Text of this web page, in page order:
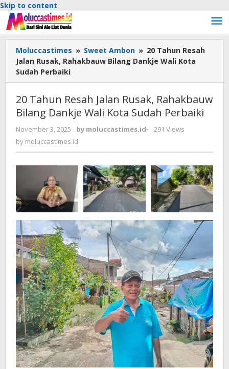
Skip to content
Moluccastimes » Sweet Ambon » 20 Tahun Resah
Jalan Rusak, Rahakbauw Bilang Dankje Wali Kota
Sudah Perbaiki
20 Tahun Resah Jalan Rusak, Rahakbauw
Bilang Dankje Wali Kota Sudah Perbaiki
November 3, 2025 by moluccastimes.id-
291 Views
by moluccastimes.id